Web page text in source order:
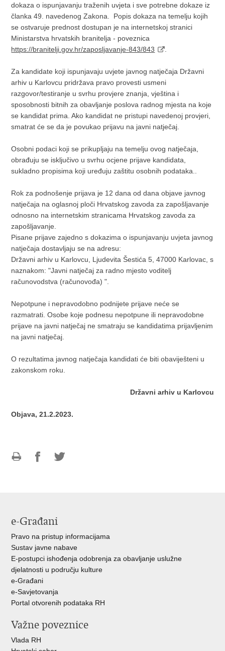
dokaza o ispunjavanju traženih uvjeta i sve potrebne dokaze iz
članka 49. navedenog Zakona. Popis dokaza na temelju kojih
se ostvaruje prednost dostupan je na internetskoj stranici
Ministarstva hrvatskih branitelja - poveznica
https://branitelji.gov.hr/zaposljavanje-843/843
Za kandidate koji ispunjavaju uvjete javnog natječaja Državni
arhiv u Karlovcu pridržava pravo provesti usmeni
razgovor/testiranje u svrhu provjere znanja, vještina i
sposobnosti bitnih za obavljanje poslova radnog mjesta na koje
se kandidat prima. Ako kandidat ne pristupi navedenoj provjeri,
smatrat će se da je povukao prijavu na javni natječaj.
Osobni podaci koji se prikupljaju na temelju ovog natječaja,
obrađuju se isključivo u svrhu ocjene prijave kandidata,
sukladno propisima koji uređuju zaštitu osobnih podataka..
Rok za podnošenje prijava je 12 dana od dana objave javnog
natječaja na oglasnoj ploči Hrvatskog zavoda za zapošljavanje
odnosno na internetskim stranicama Hrvatskog zavoda za
zapošljavanje.
Pisane prijave zajedno s dokazima o ispunjavanju uvjeta javnog
natječaja dostavljaju se na adresu:
Državni arhiv u Karlovcu, Ljudevita Šestića 5, 47000 Karlovac, s
naznakom: "Javni natječaj za radno mjesto voditelj
računovodstva (računovođa) ".
Nepotpune i nepravodobno podnijete prijave neće se
razmatrati. Osobe koje podnesu nepotpune ili nepravodobne
prijave na javni natječaj ne smatraju se kandidatima prijavljenim
na javni natječaj.
O rezultatima javnog natječaja kandidati će biti obaviješteni u
zakonskom roku.
Državni arhiv u Karlovcu
Objava, 21.2.2023.
e-Građani
Pravo na pristup informacijama
Sustav javne nabave
E-postupci ishođenja odobrenja za obavljanje uslužne
djelatnosti u području kulture
e-Građani
e-Savjetovanja
Portal otvorenih podataka RH
Važne poveznice
Vlada RH